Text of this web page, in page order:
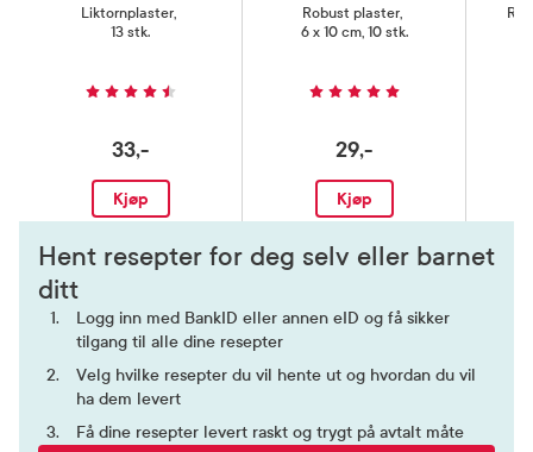
Liktornplaster,
13 stk.
33,-
Kjøp
Robust plaster,
6 x 10 cm, 10 stk.
29,-
Kjøp
Hent resepter for deg selv eller barnet
ditt
Logg inn med BankID eller annen eID og få sikker
tilgang til alle dine resepter
Velg hvilke resepter du vil hente ut og hvordan du vil
ha dem levert
Få dine resepter levert raskt og trygt på avtalt måte